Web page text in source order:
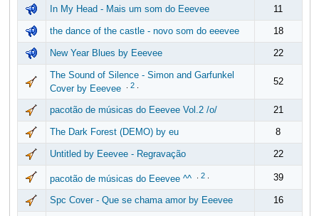
In My Head - Mais um som do Eeevee 11
the dance of the castle - novo som do eeevee 18
New Year Blues by Eeevee 22
The Sound of Silence - Simon and Garfunkel
Cover by Eeevee
2. 52
pacotão de músicas do Eeevee Vol.2 /o/ 21
The Dark Forest (DEMO) by eu 8
Untitled by Eeevee - Regravação 22
pacotão de músicas do Eeevee ^^ 2. 39
Spc Cover - Que se chama amor by Eeevee 16